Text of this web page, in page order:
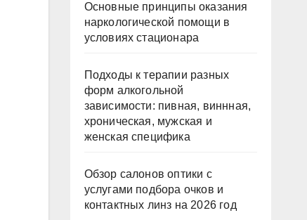
Основные принципы оказания
наркологической помощи в
условиях стационара
Подходы к терапии разных
форм алкогольной
зависимости: пивная, виннная,
хроническая, мужская и
женская специфика
Обзор салонов оптики с
услугами подбора очков и
контактных линз на 2026 год